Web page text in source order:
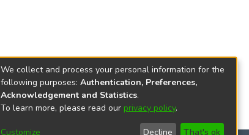
We collect and process your personal information for the
following purposes: Authentication, Preferences,
Acknowledgement and Statistics.
To learn more, please read our privacy policy.
Customize Decline That's ok